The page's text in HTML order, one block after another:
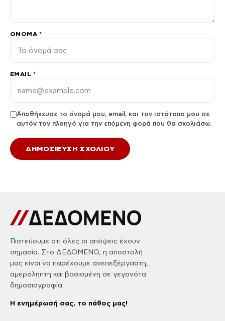
ΌΝΟΜΑ *
EMAIL *
Αποθήκευσε το όνομά μου, email, και τον ιστότοπο μου σε
αυτόν τον πλοηγό για την επόμενη φορά που θα σχολιάσω.
Πιστεύουμε ότι όλες οι απόψεις έχουν
σημασία. Στο ΔΕΔΟΜΕΝΟ, η αποστολή
μας είναι να παρέχουμε ανεπεξέργαστη,
αμερόληπτη και βασισμένη σε γεγονότα
δημοσιογραφία.
Η ενημέρωσή σας, το πάθος μας!